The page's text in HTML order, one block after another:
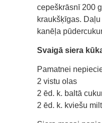
cepeškrāsnī 200
kraukšķīgas.
kanēļa
Svaigā siera
Pamatnei
2 vistu olas
2 ēd. k. baltā
2 ēd. k. kviešu